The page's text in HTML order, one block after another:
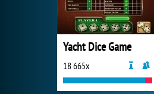
Yacht Dice Game
18 665x